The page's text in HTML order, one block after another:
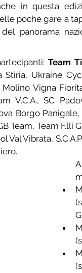
in questa
poche gare a
panorama
Team
Stiria, Ukraine
Vigna
V.C.A., SC
Borgo
Team, Team F.lli
Val Vibrata,